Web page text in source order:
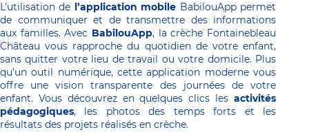
L’utilisation de l’application mobile BabilouApp permet
de communiquer et de transmettre des informations
aux familles. Avec BabilouApp, la crèche Fontainebleau
Château vous rapproche du quotidien de votre enfant,
sans quitter votre lieu de travail ou votre domicile. Plus
qu’un outil numérique, cette application moderne vous
offre une vision transparente des journées de votre
enfant. Vous découvrez en quelques clics les activités
pédagogiques, les photos des temps forts et les
résultats des projets réalisés en crèche.